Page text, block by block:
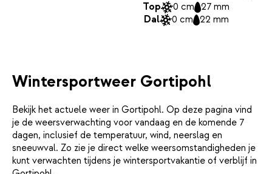
Top
0 cm 27 mm
Dal
0 cm 22 mm
Wintersportweer Gortipohl
Bekijk het actuele weer in Gortipohl. Op deze pagina vind
je de weersverwachting voor vandaag en de komende 7
dagen, inclusief de temperatuur, wind, neerslag en
sneeuwval. Zo zie je direct welke weersomstandigheden je
kunt verwachten tijdens je wintersportvakantie of verblijf in